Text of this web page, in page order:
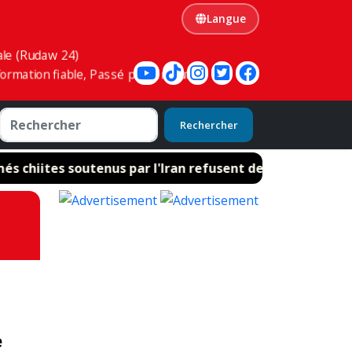
Langue
(Rudaw 24)
fiable, Passé présent futur
Rechercher
soutenus par l'Iran refusent de désarmer